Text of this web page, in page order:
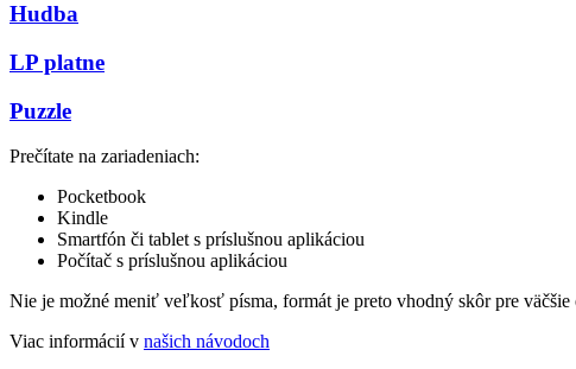
Hudba
LP platne
Puzzle
Prečítate na zariadeniach:
Pocketbook
Kindle
Smartfón či tablet s príslušnou aplikáciou
Počítač s príslušnou aplikáciou
Nie je možné meniť veľkosť písma, formát je preto vhodný skôr pre väčšie
Viac informácií v našich návodoch